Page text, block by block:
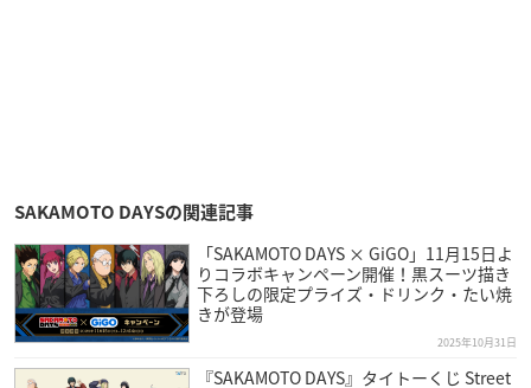
SAKAMOTO DAYSの関連記事
「SAKAMOTO DAYS × GiGO」11月15日よ
りコラボキャンペーン開催！黒スーツ描き
下ろしの限定プライズ・ドリンク・たい焼
きが登場
2025年10月31日
『SAKAMOTO DAYS』タイトーくじ Street